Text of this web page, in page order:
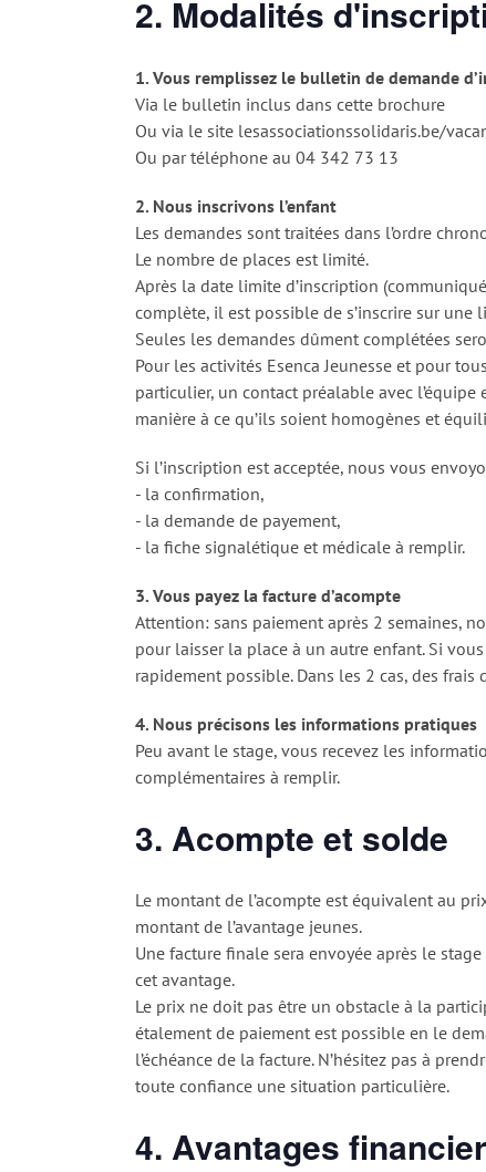
2. Modalités
1. Vous remplissez le bulletin de demande
Via le bulletin inclus dans cette brochure
Ou via le site lesassociationssolidaris.be/
Ou par téléphone au 04 342 73 13
2. Nous inscrivons l’enfant
Les demandes sont traitées dans l’ordre
Le nombre de places est limité.
Après la date limite d’inscription
complète, il est possible de s’inscrire sur une
Seules les demandes dûment complétées
Pour les activités Esenca Jeunesse et pour
particulier, un contact préalable avec
manière à ce qu’ils soient homogènes et
Si l’inscription est acceptée, nous vous
- la confirmation,
- la demande de payement,
- la fiche signalétique et médicale à remplir.
3. Vous payez la facture d’acompte
Attention: sans paiement après 2 semaines,
pour laisser la place à un autre enfant. Si
rapidement possible. Dans les 2 cas, des
4. Nous précisons les informations pratiques
Peu avant le stage, vous recevez les
complémentaires à remplir.
3. Acompte et solde
Le montant de l’acompte est équivalent au
montant de l’avantage jeunes.
Une facture finale sera envoyée après le
cet avantage.
Le prix ne doit pas être un obstacle à la
étalement de paiement est possible en le
l’échéance de la facture. N’hésitez pas à
toute confiance une situation particulière.
4. Avantages